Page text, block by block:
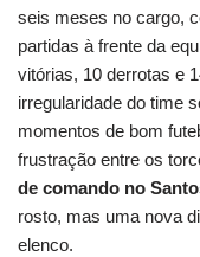
seis meses no cargo,
partidas à frente da
vitórias, 10 derrotas e
irregularidade do time
momentos de bom
frustração entre os
de comando no
rosto, mas uma nova
elenco.